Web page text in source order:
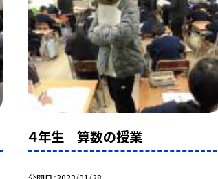
４年生 算数の授業